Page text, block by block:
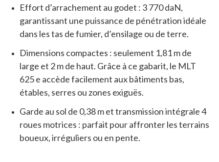
Effort d’arrachement au godet : 3 770 daN,
garantissant une puissance de pénétration idéale
dans les tas de fumier, d’ensilage ou de terre.
Dimensions compactes : seulement 1,81 m de
large et 2 m de haut. Grâce à ce gabarit, le MLT
625 e accède facilement aux bâtiments bas,
étables, serres ou zones exiguës.
Garde au sol de 0,38 m et transmission intégrale 4
roues motrices : parfait pour affronter les terrains
boueux, irréguliers ou en pente.